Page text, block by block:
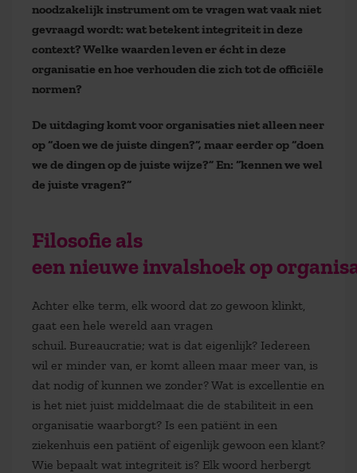
noodzakelijk instrument om te vragen wat vaak niet
gevraagd wordt: wat betekent integriteit in deze
context? Welke waarden leven er écht in deze
organisatie en hoe verhouden die zich tot de officiële
normen?
De uitdaging komt voor organisaties niet alleen neer
op “doen we de juiste dingen?”, maar eerder op “doen
we de dingen op de juiste wijze?” En: “kennen we wel
de juiste vragen?”
Filosofie als
een nieuwe invalshoek op
Achter elke term, elk woord dat zo gewoon klinkt,
gaat een hele wereld aan vragen
schuil. Bureaucratie; wat is dat eigenlijk? Iedereen
wil er minder van, er komt alleen maar meer van, is
dat nodig of kunnen we zonder? Wat is excellentie en
is het niet juist middelmaat die de stabiliteit in een
organisatie waarborgt? Is een patiënt in een
ziekenhuis een patiënt of eigenlijk gewoon een klant?
Wie bepaalt wat integriteit is? Elk woord herbergt